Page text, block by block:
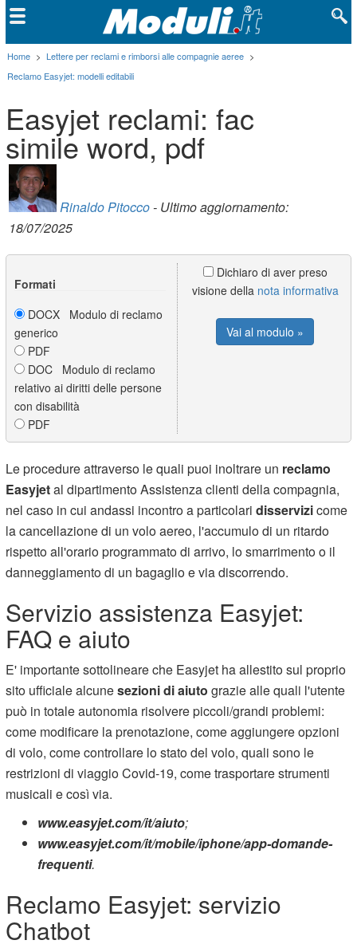
Home > Lettere per reclami e rimborsi alle compagnie aeree >
Reclamo Easyjet: modelli editabili
Easyjet reclami: fac
simile word, pdf
Rinaldo Pitocco- Ultimo aggiornamento:
18/07/2025
Formati
DOCX Modulo di reclamo
generico
PDF
DOC Modulo di reclamo
relativo ai diritti delle persone
con disabilità
PDF
Dichiaro di aver preso
visione della nota informativa
Vai al modulo »
Le procedure attraverso le quali puoi inoltrare un reclamo
Easyjetal dipartimento Assistenza clienti della compagnia,
nel caso in cui andassi incontro a particolaridisservizicome
la cancellazione di un volo aereo, l'accumulo di un ritardo
rispetto all'orario programmato di arrivo, lo smarrimento o il
danneggiamento di un bagaglio e via discorrendo.
Servizio assistenza Easyjet:
FAQ e aiuto
E' importante sottolineare che Easyjet ha allestito sul proprio
sito ufficiale alcunesezioni di aiuto grazie alle quali l'utente
può in totale autonomia risolvere piccoli/grandi problemi:
come modificare la prenotazione, come aggiungere opzioni
di volo, come controllare lo stato del volo, quali sono le
restrizioni di viaggio Covid-19, come trasportare strumenti
musicali e così via.
www.easyjet.com/it/aiuto;
www.easyjet.com/it/mobile/iphone/app-domande-
frequenti.
Reclamo Easyjet: servizio
Chatbot